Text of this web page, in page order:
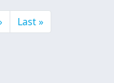
page
Última página
Last »